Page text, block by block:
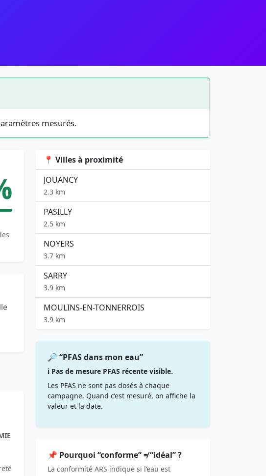
mesurés.
📍 Villes à proximité
JOUANCY
2.3 km
PASILLY
2.5 km
NOYERS
3.7 km
SARRY
3.9 km
MOULINS-EN-TONNERROIS
3.9 km
🔎 “PFAS dans mon eau”
ℹ️ Pas de mesure PFAS récente visible.
Les PFAS ne sont pas dosés à chaque
campagne. Quand c’est mesuré, on affiche la
valeur et la date.
📌 Pourquoi “conforme” ≠ “idéal” ?
La conformité ARS indique si l’eau est